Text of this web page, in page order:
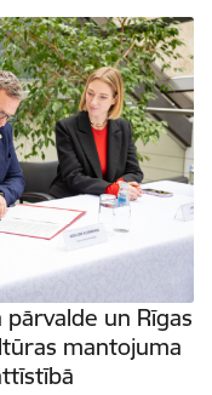
un Rīgas
mantojuma